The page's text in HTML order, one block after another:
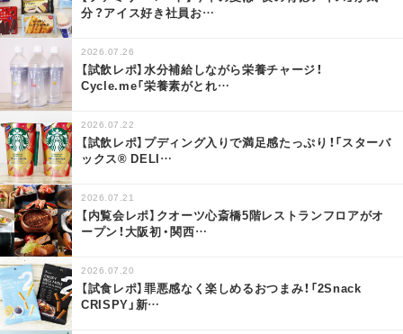
分？アイス好き社員お…
2026.07.26
【試飲レポ】水分補給しながら栄養チャージ！
Cycle.me「栄養素がとれ…
2026.07.22
【試飲レポ】プディング入りで満足感たっぷり！「スターバ
ックス® DELI…
2026.07.21
【内覧会レポ】クオーツ心斎橋5階レストランフロアがオ
ープン！大阪初・関西…
2026.07.20
【試食レポ】罪悪感なく楽しめるおつまみ！「2Snack
CRISPY」新…